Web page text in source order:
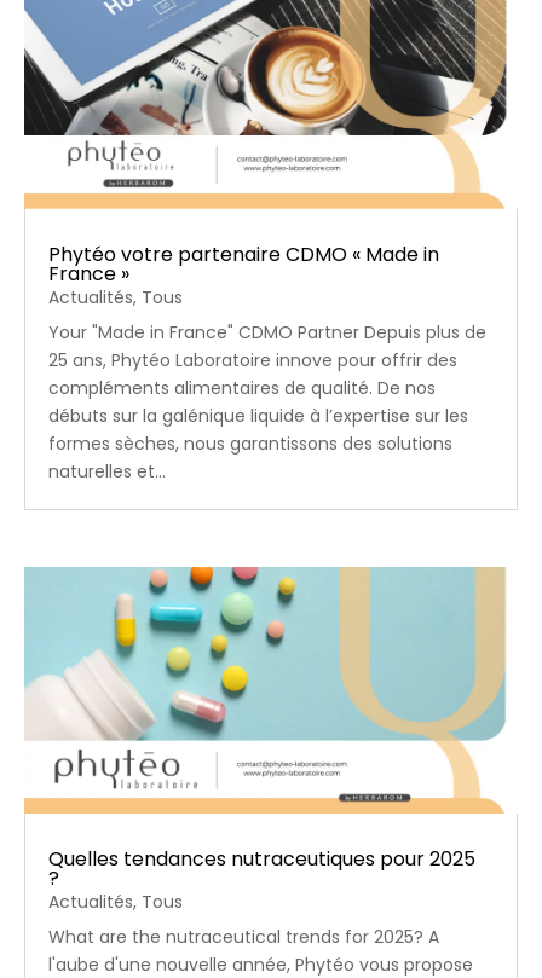
Phytéo votre partenaire CDMO « Made in
France »
Actualités, Tous
Your "Made in France" CDMO Partner Depuis plus de
25 ans, Phytéo Laboratoire innove pour offrir des
compléments alimentaires de qualité. De nos
débuts sur la galénique liquide à l’expertise sur les
formes sèches, nous garantissons des solutions
naturelles et...
Quelles tendances nutraceutiques pour 2025
?
Actualités, Tous
What are the nutraceutical trends for 2025? A
l'aube d'une nouvelle année, Phytéo vous propose